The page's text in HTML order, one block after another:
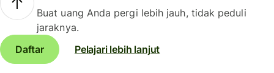
Buat uang Anda pergi lebih jauh, tidak peduli
jaraknya.
Daftar
Pelajari lebih lanjut